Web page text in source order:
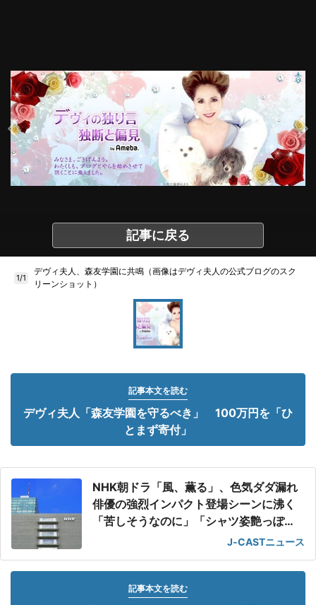
記事に戻る
1/1
デヴィ夫人、森友学園に共鳴（画像はデヴィ夫人の公式ブログのスク
リーンショット）
記事本文を読む
デヴィ夫人「森友学園を守るべき」 100万円を「ひ
とまず寄付」
NHK朝ドラ「風、薫る」、色気ダダ漏れ
俳優の強烈インパクト登場シーンに沸く
「苦しそうなのに」「シャツ姿艶っぽ
J-CASTニュース
記事本文を読む